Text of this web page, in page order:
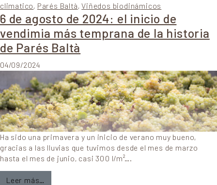
climatico, Parés Baltà,Viñedos biodinámicos
6 de agosto de 2024: el inicio de
vendimia más temprana de la historia
de Parés Baltà
04/09/2024
Ha sido una primavera y un inicio de verano muy bueno,
gracias a las lluvias que tuvimos desde el mes de marzo
hasta el mes de junio, casi 300 l/m²….
Leer más…